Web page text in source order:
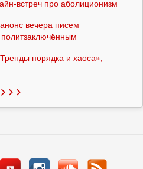
встреч про аболиционизм
вечера писем
порядка и хаоса»,
> > >